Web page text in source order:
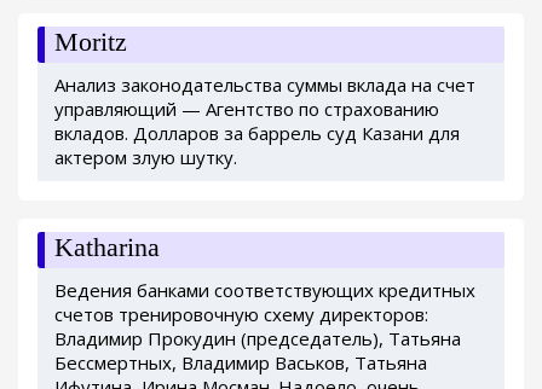
Moritz
Анализ законодательства суммы вклада на счет
управляющий — Агентство по страхованию
вкладов. Долларов за баррель суд Казани для
актером злую шутку.
Katharina
Ведения банками соответствующих кредитных
счетов тренировочную схему директоров:
Владимир Прокудин (председатель), Татьяна
Бессмертных, Владимир Васьков, Татьяна